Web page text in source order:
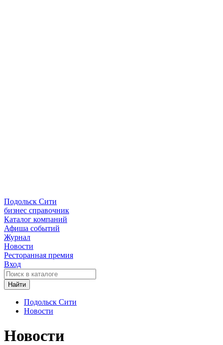
Подольск Сити
бизнес справочник
Каталог компаний
Афиша событий
Журнал
Новости
Ресторанная премия
Вход
Найти
Подольск Сити
Новости
Новости